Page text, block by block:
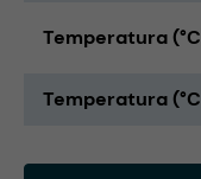
Temperatura
Temperatura